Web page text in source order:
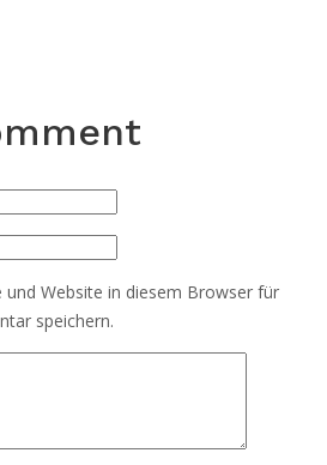
und Website in diesem Browser für
speichern.